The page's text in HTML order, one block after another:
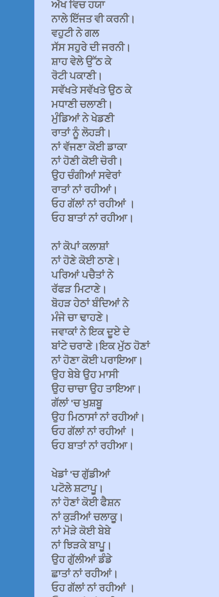
ਅੱਖ ਵਿਚ ਹਯਾ
ਨਾਲੇ ਇੱਜਤ ਵੀ ਕਰਨੀ।
ਵਹੁਟੀ ਨੇ ਗਲ
ਸੱਸ ਸਹੁਰੇ ਦੀ ਜਰਨੀ।
ਸ਼ਾਹ ਵੇਲੇ ਉੱਠ ਕੇ
ਰੋਟੀ ਪਕਾਣੀ।
ਸਵੱਖਤੇ ਸਵੱਖਤੇ ਉਠ ਕੇ
ਮਧਾਣੀ ਚਲਾਣੀ।
ਮੁੰਡਿਆਂ ਨੇ ਖੇਡਣੀ
ਰਾਤਾਂ ਨੂੰ ਲੋਹੜੀ।
ਨਾਂ ਵੱਜਣਾ ਕੋਈ ਡਾਕਾ
ਨਾਂ ਹੋਣੀ ਕੋਈ ਚੋਰੀ।
ਉਹ ਚੰਗੀਆਂ ਸਵੇਰਾਂ
ਰਾਤਾਂ ਨਾਂ ਰਹੀਆਂ।
ਓਹ ਗੱਲਾਂ ਨਾਂ ਰਹੀਆਂ ।
ਓਹ ਬਾਤਾਂ ਨਾਂ ਰਹੀਆ।
ਨਾਂ ਕੋਪਾਂ ਕਲਾਸ਼ਾਂ
ਨਾਂ ਹੋਣੇ ਕੋਈ ਠਾਣੇ।
ਪਰਿਆਂ ਪਚੈਤਾਂ ਨੇ
ਰੱਫੜ ਮਿਟਾਣੇ।
ਬੋਹੜ ਹੇਠਾਂ ਬੰਦਿਆਂ ਨੇ
ਮੰਜੇ ਚਾ ਢਾਹਣੇ।
ਜਵਾਕਾਂ ਨੇ ਇਕ ਦੂਏ ਦੇ
ਬਾਂਟੇ ਚਰਾਣੇ।ਇਕ ਮੁੱਠ ਹੋਣਾਂ
ਨਾਂ ਹੋਣਾ ਕੋਈ ਪਰਾਇਆ।
ਉਹ ਬੇਬੇ ਉਹ ਮਾਸੀ
ਉਹ ਚਾਚਾ ਉਹ ਤਾਇਆ।
ਗੱਲਾਂ 'ਚ ਖੁਸ਼ਬੂ
ਉਹ ਮਿਠਾਸਾਂ ਨਾਂ ਰਹੀਆਂ।
ਓਹ ਗੱਲਾਂ ਨਾਂ ਰਹੀਆਂ ।
ਓਹ ਬਾਤਾਂ ਨਾਂ ਰਹੀਆ।
ਖੇਡਾਂ 'ਚ ਗੁੱਡੀਆਂ
ਪਟੋਲੇ ਸ਼ਟਾਪੂ।
ਨਾਂ ਹੋਣਾਂ ਕੋਈ ਫੈਸ਼ਨ
ਨਾਂ ਕੁੜੀਆਂ ਚਲਾਕੂ।
ਨਾਂ ਮੋੜੇ ਕੋਈ ਬੇਬੇ
ਨਾਂ ਝਿੜਕੇ ਬਾਪੂ।
ਉਹ ਗੁੱਲੀਆਂ ਡੰਡੇ
ਛਾਤਾਂ ਨਾਂ ਰਹੀਆਂ।
ਓਹ ਗੱਲਾਂ ਨਾਂ ਰਹੀਆਂ ।